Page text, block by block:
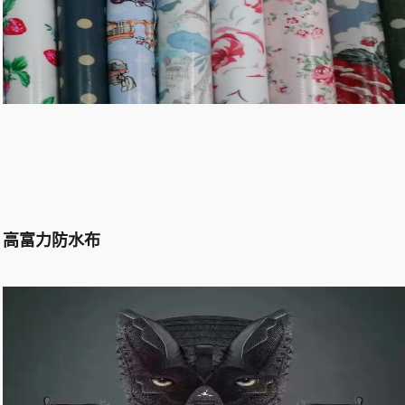
高富力防水布